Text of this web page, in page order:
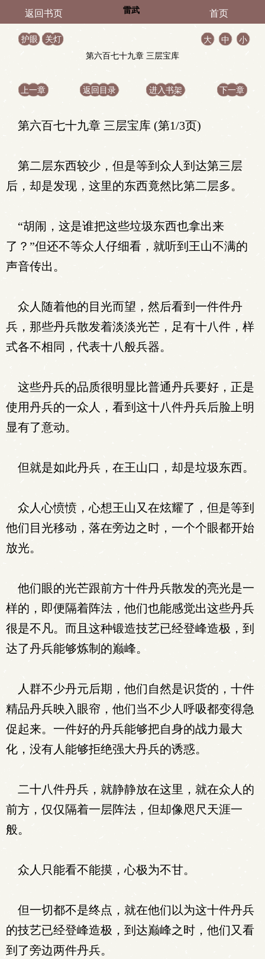
返回书页 雷武 首页
护眼 关灯 大 中
小
第六百七十九章 三层宝库
上一章 返回目录 进入书架 下一章
第六百七十九章 三层宝库 (第1/3页)
第二层东西较少，但是等到众人到达第三层
后，却是发现，这里的东西竟然比第二层多。
“胡闹，这是谁把这些垃圾东西也拿出来
了？”但还不等众人仔细看，就听到王山不满的
声音传出。
众人随着他的目光而望，然后看到一件件丹
兵，那些丹兵散发着淡淡光芒，足有十八件，样
式各不相同，代表十八般兵器。
这些丹兵的品质很明显比普通丹兵要好，正是
使用丹兵的一众人，看到这十八件丹兵后脸上明
显有了意动。
但就是如此丹兵，在王山口，却是垃圾东西。
众人心愤愤，心想王山又在炫耀了，但是等到
他们目光移动，落在旁边之时，一个个眼都开始
放光。
他们眼的光芒跟前方十件丹兵散发的亮光是一
样的，即便隔着阵法，他们也能感觉出这些丹兵
很是不凡。而且这种锻造技艺已经登峰造极，到
达了丹兵能够炼制的巅峰。
人群不少丹元后期，他们自然是识货的，十件
精品丹兵映入眼帘，他们当不少人呼吸都变得急
促起来。一件好的丹兵能够把自身的战力最大
化，没有人能够拒绝强大丹兵的诱惑。
二十八件丹兵，就静静放在这里，就在众人的
前方，仅仅隔着一层阵法，但却像咫尺天涯一
般。
众人只能看不能摸，心极为不甘。
但一切都不是终点，就在他们以为这十件丹兵
的技艺已经登峰造极，到达巅峰之时，他们又看
到了旁边两件丹兵。